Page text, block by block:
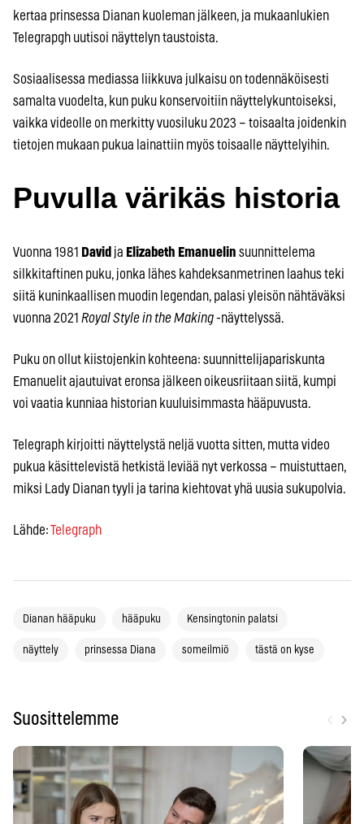
kertaa prinsessa Dianan kuoleman jälkeen, ja mukaanlukien
Telegrapgh uutisoi näyttelyn taustoista.
Sosiaalisessa mediassa liikkuva julkaisu on todennäköisesti
samalta vuodelta, kun puku konservoitiin näyttelykuntoiseksi,
vaikka videolle on merkitty vuosiluku 2023 – toisaalta joidenkin
tietojen mukaan pukua lainattiin myös toisaalle näyttelyihin.
Puvulla värikäs historia
Vuonna 1981 David ja Elizabeth Emanuelin suunnittelema
silkkitaftinen puku, jonka lähes kahdeksanmetrinen laahus teki
siitä kuninkaallisen muodin legendan, palasi yleisön nähtäväksi
vuonna 2021 Royal Style in the Making-näyttelyssä.
Puku on ollut kiistojenkin kohteena: suunnittelijapariskunta
Emanuelit ajautuivat eronsa jälkeen oikeusriitaan siitä, kumpi
voi vaatia kunniaa historian kuuluisimmasta hääpuvusta.
Telegraph kirjoitti näyttelystä neljä vuotta sitten, mutta video
pukua käsittelevistä hetkistä leviää nyt verkossa – muistuttaen,
miksi Lady Dianan tyyli ja tarina kiehtovat yhä uusia sukupolvia.
Lähde:Telegraph
Dianan hääpuku hääpuku Kensingtonin palatsi
näyttely prinsessa Diana someilmiö tästä on kyse
Suosittelemme ›